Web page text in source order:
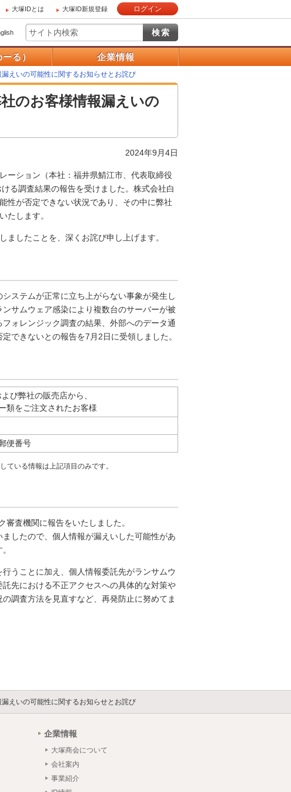
大塚IDとは 大塚ID新規登録 ログイン
る） 企業情報
えいの可能性に関するお知らせとお詫び
のお客様情報漏えいの
2024年9月4日
ーション（本社：福井県鯖江市、代表取締役
る調査結果の報告を受けました。株式会社白
性が否定できない状況であり、その中に弊社
たします。
ましたことを、深くお詫び申し上げます。
ステムが正常に立ち上がらない事象が発生し
サムウェア感染により複数台のサーバーが被
ォレンジック調査の結果、外部へのデータ通
できないとの報告を7月2日に受領しました。
び弊社の販売店から、
類をご注文されたお客様
便番号
ている情報は上記項目のみです。
査機関に報告をいたしました。
したので、個人情報が漏えいした可能性があ
うことに加え、個人情報委託先がランサムウ
先における不正アクセスへの具体的な対策や
調査方法を見直すなど、再発防止に努めてま
えいの可能性に関するお知らせとお詫び
企業情報
大塚商会について
会社案内
事業紹介